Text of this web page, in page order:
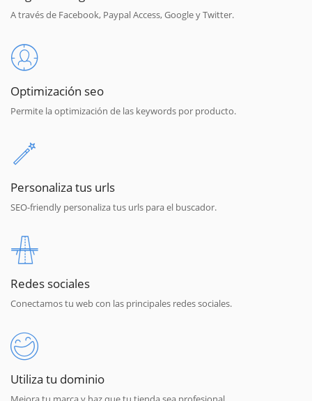
A través de Facebook, Paypal Access, Google y Twitter.
Optimización seo
Permite la optimización de las keywords por producto.
Personaliza tus urls
SEO-friendly personaliza tus urls para el buscador.
Redes sociales
Conectamos tu web con las principales redes sociales.
Utiliza tu dominio